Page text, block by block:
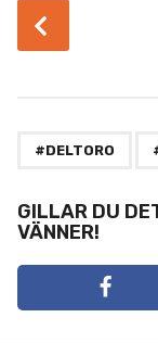
o
i
n
a
#DELTORO
GILLAR DU
VÄNNER!